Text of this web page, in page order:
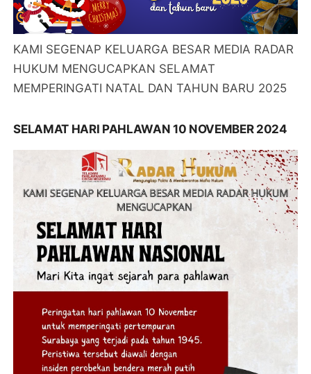
KAMI SEGENAP KELUARGA BESAR MEDIA RADAR
HUKUM MENGUCAPKAN SELAMAT
MEMPERINGATI NATAL DAN TAHUN BARU 2025
SELAMAT HARI PAHLAWAN 10 NOVEMBER 2024